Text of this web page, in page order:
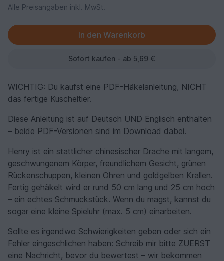
Alle Preisangaben inkl. MwSt.
Sofort kaufen - ab 5,69 €
WICHTIG: Du kaufst eine PDF-Häkelanleitung, NICHT
das fertige Kuscheltier.
Diese Anleitung ist auf Deutsch UND Englisch enthalten
– beide PDF-Versionen sind im Download dabei.
Henry ist ein stattlicher chinesischer Drache mit langem,
geschwungenem Körper, freundlichem Gesicht, grünen
Rückenschuppen, kleinen Ohren und goldgelben Krallen.
Fertig gehäkelt wird er rund 50 cm lang und 25 cm hoch
– ein echtes Schmuckstück. Wenn du magst, kannst du
sogar eine kleine Spieluhr (max. 5 cm) einarbeiten.
Sollte es irgendwo Schwierigkeiten geben oder sich ein
Fehler eingeschlichen haben: Schreib mir bitte ZUERST
eine Nachricht, bevor du bewertest – wir bekommen